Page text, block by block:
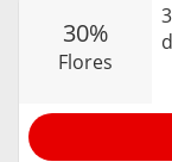
30%
flores